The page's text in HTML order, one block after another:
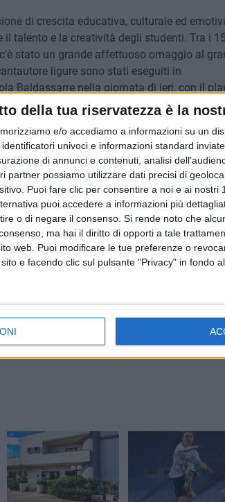
della tua riservatezza è la
e/o accediamo a informazioni su un
univoci e informazioni standard
di annunci e contenuti, analisi
partner possiamo utilizzare dati precisi di
Puoi fare clic per consentire a noi e ai nostri
puoi accedere a informazioni più
o di negare il consenso. Si rende noto che
ma hai il diritto di opporti a tale
web. Puoi modificare le tue preferenze o
e facendo clic sul pulsante "Privacy" in fondo
di crescita educativa, culturale ed
talento e la creatività degli studenti. Tra i 15
stato un grande affettuoso omaggio al
ligure sono stati eseguiti in
Baldassarre nella giornata di ieri, con il
fieri del lavoro svolto dai loro ragazzi.